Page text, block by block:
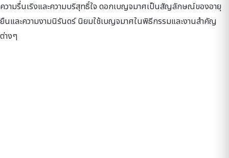
ความรื่นเริงและความบริสุทธิ์ใจ ดอกเบญจมาศเป็นสัญลักษณ์ของอายุ
ยืนและความงามนิรันดร์ นิยมใช้เบญจมาศในพิธีกรรมและงานสำคัญ
ต่างๆ